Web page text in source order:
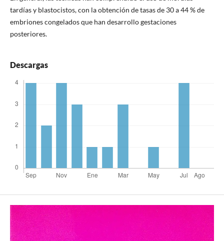
tardías y blastocistos, con la obtención de tasas de 30 a 44 % de
embriones congelados que han desarrollo gestaciones
posteriores.
Descargas